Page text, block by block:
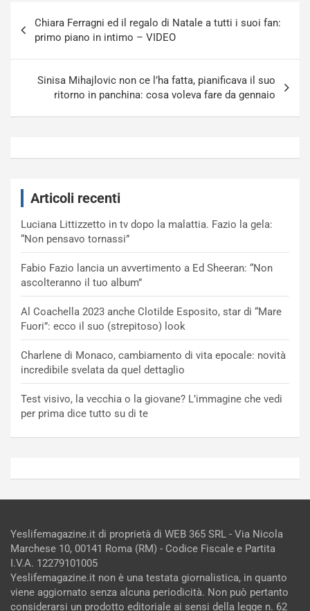
articoli
Chiara Ferragni ed il regalo di Natale a tutti i suoi fan:
primo piano in intimo – VIDEO
Sinisa Mihajlovic non ce l’ha fatta, pianificava il suo
ritorno in panchina: cosa voleva fare da gennaio
Articoli recenti
Luciana Littizzetto in tv dopo la malattia. Fazio la gela:
“Non pensavo tornassi”
Fabio Fazio lancia un avvertimento a Ed Sheeran: “Non
ascolteranno il tuo album”
Al Coachella 2023 anche Clotilde Esposito, star di “Mare
Fuori”: ecco il suo (strepitoso) look
Charlene di Monaco, cambiamento di vita epocale: novità
incredibile svelata da quel dettaglio
Test visivo, la vecchia o la giovane? L’immagine che vedi
per prima dice tutto su di te
Yeslifemagazine.it di proprietà di WEB 365 SRL - Via Nicola
Marchese 10, 00141 Roma (RM) - Codice Fiscale e Partita
I.V.A. 12279101005
Yeslifemagazine.it non è una testata giornalistica, in quanto
viene aggiornato senza alcuna periodicità. Non può pertanto
considerarsi un prodotto editoriale ai sensi della legge n. 62